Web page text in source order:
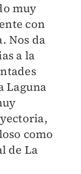
muy
con
Nos da
a la
Laguna
como
de La